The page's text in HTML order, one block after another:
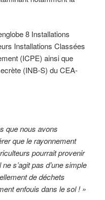
8 Installations
Installations Classées
(ICPE) ainsi que
(INB-S) du CEA-
que nous avons
que le rayonnement
pourrait provenir
s’agit pas d’une simple
de déchets
enfouis dans le sol ! »